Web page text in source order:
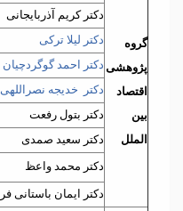
گروه
پژوهشی
اقتصاد
بین
الملل
دکتر کریم آذربایجانی
دکتر لیلا ترکی
دکتر احمد گوگردچیان
دکتر خدیجه نصراللهی
دکتر بتول رفعت
دکتر سعید صمدی
دکتر محمد واعظ
دکتر ایمان باستانی فر